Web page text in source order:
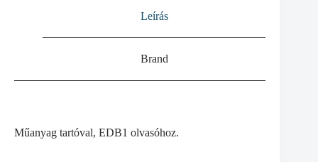
Leírás
Brand
Műanyag tartóval, EDB1 olvasóhoz.